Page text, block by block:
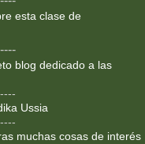
esta clase de
blog dedicado a las
Ussia
muchas cosas de interés